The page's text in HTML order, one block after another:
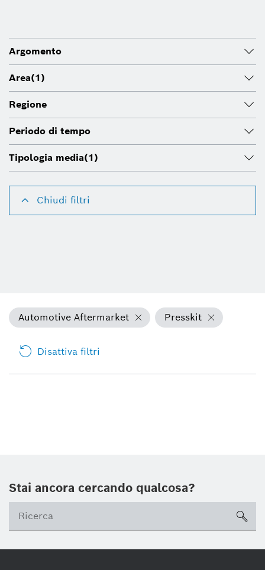
Argomento
Area(1)
Regione
Periodo di tempo
Tipologia media(1)
Chiudi filtri
Automotive Aftermarket Presskit
Disattiva filtri
Stai ancora cercando qualcosa?